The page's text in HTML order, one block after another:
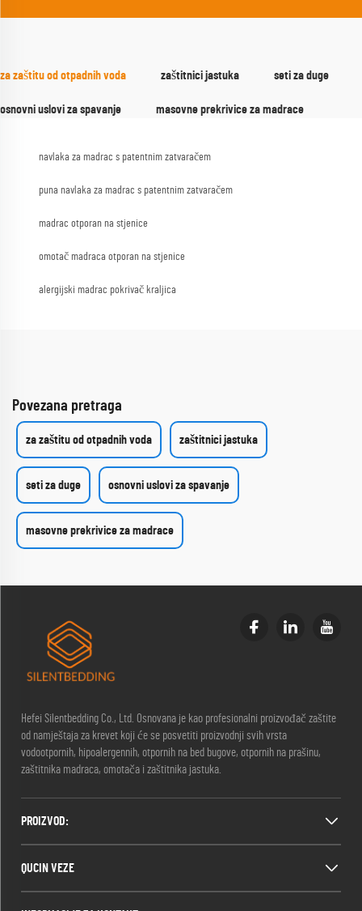
za zaštitu od otpadnih voda zaštitnici jastuka seti za duge
osnovni uslovi za spavanje masovne prekrivice za madrace
navlaka za madrac s patentnim zatvaračem
puna navlaka za madrac s patentnim zatvaračem
madrac otporan na stjenice
omotač madraca otporan na stjenice
alergijski madrac pokrivač kraljica
Povezana pretraga
za zaštitu od otpadnih voda zaštitnici jastuka
seti za duge osnovni uslovi za spavanje
masovne prekrivice za madrace
Hefei Silentbedding Co., Ltd. Osnovana je kao profesionalni proizvođač zaštite
od namještaja za krevet koji će se posvetiti proizvodnji svih vrsta
vodootpornih, hipoalergennih, otpornih na bed bugove, otpornih na prašinu,
zaštitnika madraca, omotača i zaštitnika jastuka.
PROIZVOD:
QUCIN VEZE